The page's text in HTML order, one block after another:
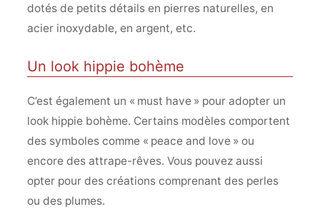
dotés de petits détails en pierres naturelles, en
acier inoxydable, en argent, etc.
Un look hippie bohème
C’est également un « must have » pour adopter un
look hippie bohème. Certains modèles comportent
des symboles comme « peace and love » ou
encore des attrape-rêves. Vous pouvez aussi
opter pour des créations comprenant des perles
ou des plumes.